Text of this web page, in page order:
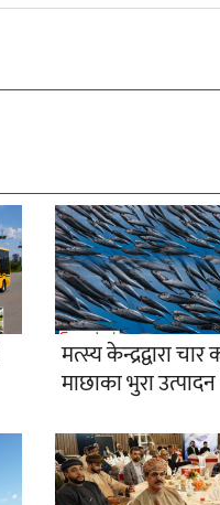
मत्स्य केन्द्रद्वारा
माछाका भुरा उत्पादन